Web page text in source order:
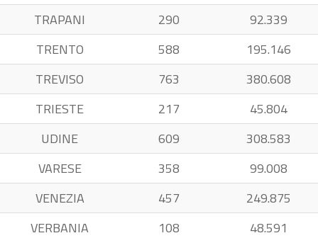
TRAPANI
290
92.339
TRENTO
588
195.146
TREVISO
763
380.608
TRIESTE
217
45.804
UDINE
609
308.583
VARESE
358
99.008
VENEZIA
457
249.875
VERBANIA
108
48.591